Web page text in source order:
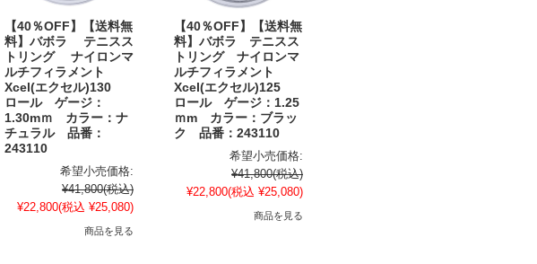
【40％OFF】【送料無
料】バボラ テニスス
トリング ナイロンマ
ルチフィラメント
Xcel(エクセル)130
ロール ゲージ：
1.30mｍ カラー：ナ
チュラル 品番：
243110
希望小売価格:
¥41,800(税込)
¥22,800(税込 ¥25,080)
商品を見る
【40％OFF】【送料無
料】バボラ テニスス
トリング ナイロンマ
ルチフィラメント
Xcel(エクセル)125
ロール ゲージ：1.25
ｍm カラー：ブラッ
ク 品番：243110
希望小売価格:
¥41,800(税込)
¥22,800(税込 ¥25,080)
商品を見る